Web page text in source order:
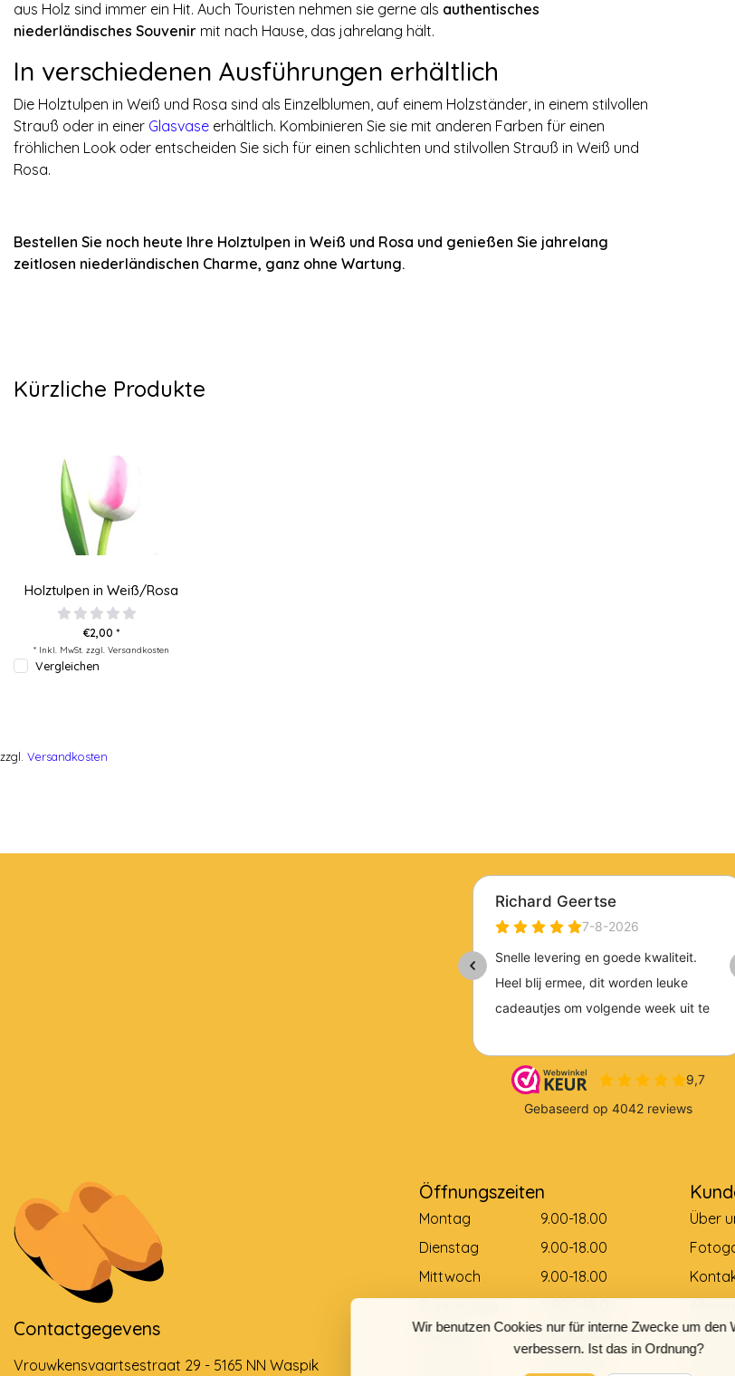
Wir benutzen Cookies nur für interne Zwecke um den
verbessern. Ist das in Ordnung?
aus Holz sind immer ein Hit. Auch Touristen nehmen sie gerne als authentisches
niederländisches Souvenir mit nach Hause, das jahrelang hält.
In verschiedenen Ausführungen erhältlich
Die Holztulpen in Weiß und Rosa sind als Einzelblumen, auf einem Holzständer, in einem stilvollen
Strauß oder in einer Glasvase erhältlich. Kombinieren Sie sie mit anderen Farben für einen
fröhlichen Look oder entscheiden Sie sich für einen schlichten und stilvollen Strauß in Weiß und
Rosa.
Bestellen Sie noch heute Ihre Holztulpen in Weiß und Rosa und genießen Sie jahrelang
zeitlosen niederländischen Charme, ganz ohne Wartung.
Kürzliche Produkte
Holztulpen in Weiß/Rosa
€2,00 *
* Inkl. MwSt. zzgl. Versandkosten
Vergleichen
zzgl. Versandkosten
Contactgegevens
Vrouwkensvaartsestraat 29 - 5165 NN Waspik
Öffnungszeiten
Montag
9.00-18.00
Dienstag
9.00-18.00
Mittwoch
9.00-18.00
Freitag
0.900-18.00
Über